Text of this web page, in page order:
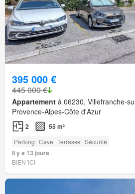
395 000 €
445 000 €
Appartement à 06230, Villefranche-
Provence-Alpes-Côte d'Azur
2 55 m²
Parking Cave Terrasse Sécurité
Il y a 13 jours
BIEN´ICI